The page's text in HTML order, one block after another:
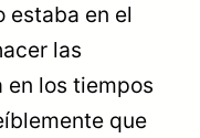
estaba en el
las
los tiempos
que